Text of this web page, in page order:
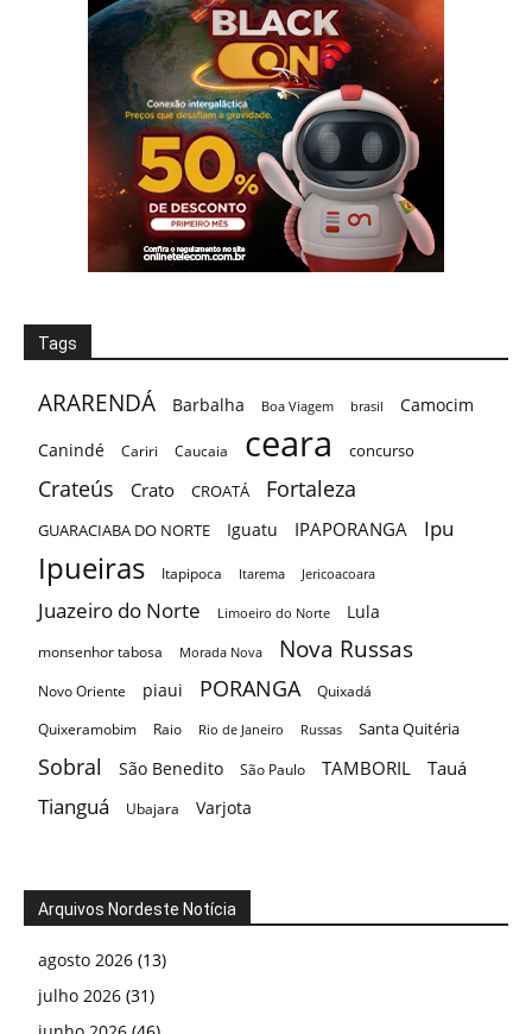
Tags
ARARENDÁ Barbalha Boa Viagem brasil
Camocim
Canindé
Cariri Caucaia ceara concurso
Crateús Crato CROATÁ Fortaleza
GUARACIABA DO NORTE Iguatu IPAPORANGA Ipu
Ipueiras Itapipoca Itarema Jericoacoara
Juazeiro do Norte Limoeiro do Norte Lula
monsenhor tabosa Morada Nova Nova Russas
Novo Oriente piaui PORANGA
Quixadá
Quixeramobim
Raio Rio de Janeiro Russas Santa Quitéria
Sobral São Benedito São Paulo TAMBORIL Tauá
Tianguá Ubajara Varjota
Arquivos Nordeste Notícia
agosto 2026 (13)
julho 2026 (31)